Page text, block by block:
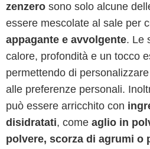
zenzero sono solo alcune
essere mescolate al sale per
appagante e avvolgente. Le
calore, profondità e un tocco
permettendo di
alle preferenze personali.
può essere arricchito con
disidratati, come aglio in
polvere, scorza di agrumi o